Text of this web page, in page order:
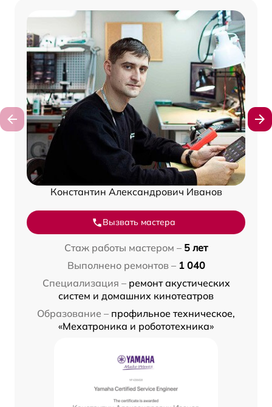
Константин Александрович Иванов
Вызвать мастера
Стаж работы мастером – 5 лет
Выполнено ремонтов – 1 040
Специализация – ремонт акустических
систем и домашних кинотеатров
Образование – профильное техническое,
«Мехатроника и робототехника»